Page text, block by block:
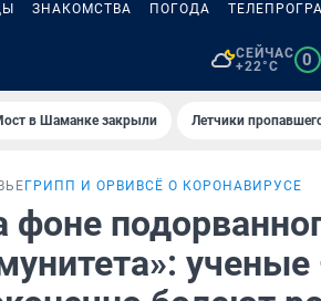
ЗНАКОМСТВА ПОГОДА
СЕЙЧАС
+22°C
0
в Шаманке закрыли Летчики
ГРИПП И ОРВИ ВСЁ О КОРОНАВИРУСЕ
фоне